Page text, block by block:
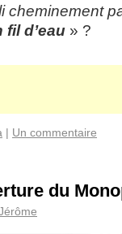
cheminement
fil d’eau » ?
| Un commentaire
du